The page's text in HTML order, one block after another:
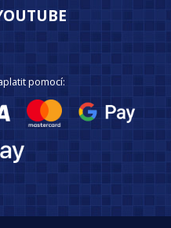
pomocí: